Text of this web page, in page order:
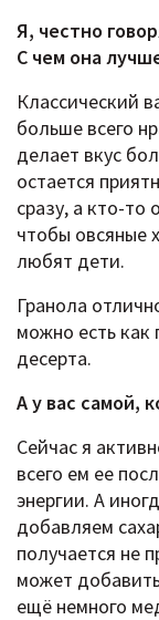
Я, честно
С чем она
Классический
больше всего
делает вкус
остается
сразу, а кто-то
чтобы овсяные
любят дети.
Гранола
можно есть как
десерта.
А у вас самой,
Сейчас я
всего ем ее
энергии. А
добавляем
получается не
может
ещё немного